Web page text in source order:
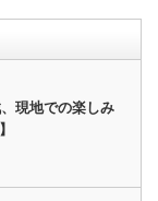
現地での楽しみ